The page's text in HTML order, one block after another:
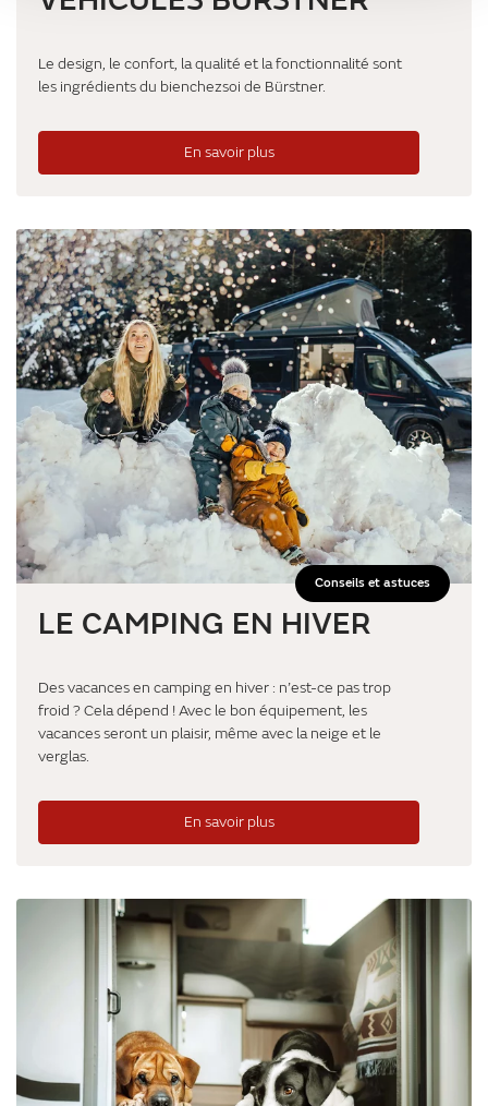
Le design, le confort, la qualité et la fonctionnalité sont
les ingrédients du bienchezsoi de Bürstner.
En savoir plus
Conseils et astuces
LE CAMPING EN HIVER
Des vacances en camping en hiver : n’est-ce pas trop
froid ? Cela dépend ! Avec le bon équipement, les
vacances seront un plaisir, même avec la neige et le
verglas.
En savoir plus